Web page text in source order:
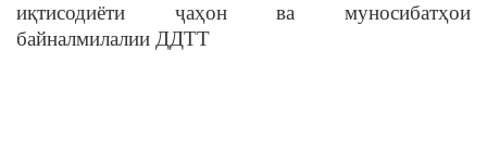
иқтисодиёти ҷаҳон ва муносибатҳои
байналмилалии ДДТТ